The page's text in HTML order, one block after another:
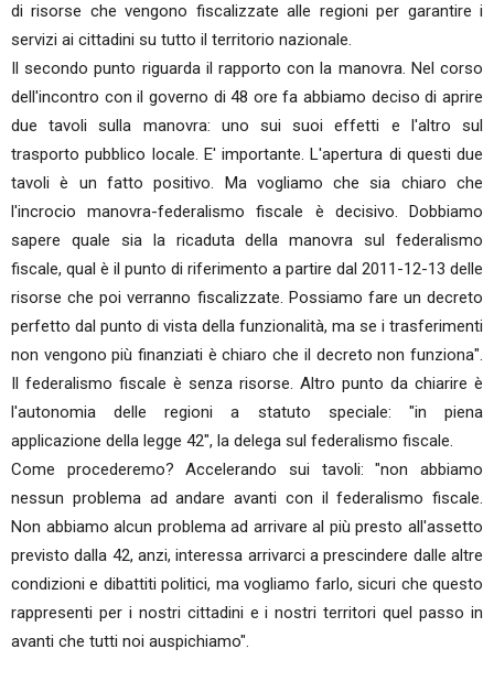
di risorse che vengono fiscalizzate alle regioni per garantire i
servizi ai cittadini su tutto il territorio nazionale.
Il secondo punto riguarda il rapporto con la manovra. Nel corso
dell'incontro con il governo di 48 ore fa abbiamo deciso di aprire
due tavoli sulla manovra: uno sui suoi effetti e l'altro sul
trasporto pubblico locale. E' importante. L'apertura di questi due
tavoli è un fatto positivo. Ma vogliamo che sia chiaro che
l'incrocio manovra-federalismo fiscale è decisivo. Dobbiamo
sapere quale sia la ricaduta della manovra sul federalismo
fiscale, qual è il punto di riferimento a partire dal 2011-12-13 delle
risorse che poi verranno fiscalizzate. Possiamo fare un decreto
perfetto dal punto di vista della funzionalità, ma se i trasferimenti
non vengono più finanziati è chiaro che il decreto non funziona".
Il federalismo fiscale è senza risorse. Altro punto da chiarire è
l'autonomia delle regioni a statuto speciale: "in piena
applicazione della legge 42", la delega sul federalismo fiscale.
Come procederemo? Accelerando sui tavoli: "non abbiamo
nessun problema ad andare avanti con il federalismo fiscale.
Non abbiamo alcun problema ad arrivare al più presto all'assetto
previsto dalla 42, anzi, interessa arrivarci a prescindere dalle altre
condizioni e dibattiti politici, ma vogliamo farlo, sicuri che questo
rappresenti per i nostri cittadini e i nostri territori quel passo in
avanti che tutti noi auspichiamo".